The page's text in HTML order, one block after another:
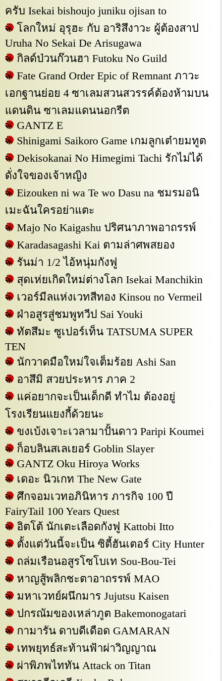
ครับ Isekai bishoujo juniku ojisan to
โลกใหม่ อุรุฮะ กับ อาริสึงาวะ ผู้ต้องสาป
Uruha No Sekai De Arisugawa
กิลด์ป่วนก๊วนฮา Futoku No Guild
Fate Grand Order Epic of Remnant ภาวะ
เอกฐานย่อย 4 ซาเลมสวนสวรรค์ต้องห้ามบน
แดนดิน ซาเลมแดนนอกรีต
GANTZ E
Shinigami Saikoro Game เกมลูกเต๋ายมทูต
Dekisokanai No Himegimi Tachi รักไม่ได้
ดั่งใจของเจ้าหญิง
Eizouken ni wa Te wo Dasu na ชมรมอนิ
เมะฉันใครอย่าแตะ
Majo No Kaigashu ปริศนาภาพอาถรรพ์
Karadasagashi Kai ตามล่าศพสยอง
รันม่า 1/2 ไอ้หนุ่มกังฟู
สุดเห่ยเกิดใหม่ต่างโลก Isekai Manchikin
เวอร์มีลแห่งเวทสีทอง Kinsou no Vermeil
ฝ่าอสูรสู่ชมพูทวีป Sai Youki
ทัตสึมะ ซูเปอร์เท็น TATSUMA SUPER
TEN
นักวาดมือใหม่ใจเต็มร้อย Ashi San
อาสึมิ สวยประหาร ภาค 2
แค่อยากจะเป็นเด็กดี ทำไม ต้องอยู่
โรงเรียนแยงกี้ด้วยนะ
ขงเบ้งเจาะเวลามาปั้นดาว Paripi Koumei
ก็อบลินสเลเยอร์ Goblin Slayer
GANTZ Oku Hiroya Works
เดอะ นิวเกท The New Gate
ศึกจอมเวทอภินิหาร ภารกิจ 100 ปี
FairyTail 100 Years Quest
อิตโต้ นักเตะเลือดกังฟู Kattobi Itto
ตั้งแต่วันนี้จะเป็น ซิตี้ฮันเตอร์ City Hunter
ถล่มเรือนอสูรโซโบเท Sou-Bou-Tei
หาญสู้พลิกชะตาอาถรรพ์ MAO
มหาเวทย์ผนึกมาร Jujutsu Kaisen
ปกรณัมของเหล่าภูต Bakemonogatari
กามารัน ดาบดีเดือด GAMARAN
เทพยุทธ์สะท้านฟ้าผ่าวิญญาณ
ผ่าพิภพไททัน Attack on Titan